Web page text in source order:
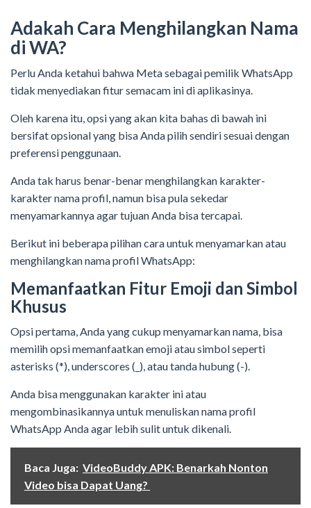
Adakah Cara Menghilangkan Nama
di WA?
Perlu Anda ketahui bahwa Meta sebagai pemilik WhatsApp
tidak menyediakan fitur semacam ini di aplikasinya.
Oleh karena itu, opsi yang akan kita bahas di bawah ini
bersifat opsional yang bisa Anda pilih sendiri sesuai dengan
preferensi penggunaan.
Anda tak harus benar-benar menghilangkan karakter-
karakter nama profil, namun bisa pula sekedar
menyamarkannya agar tujuan Anda bisa tercapai.
Berikut ini beberapa pilihan cara untuk menyamarkan atau
menghilangkan nama profil WhatsApp:
Memanfaatkan Fitur Emoji dan Simbol
Khusus
Opsi pertama, Anda yang cukup menyamarkan nama, bisa
memilih opsi memanfaatkan emoji atau simbol seperti
asterisks (*), underscores (_), atau tanda hubung (-).
Anda bisa menggunakan karakter ini atau
mengombinasikannya untuk menuliskan nama profil
WhatsApp Anda agar lebih sulit untuk dikenali.
Baca Juga: VideoBuddy APK: Benarkah Nonton
Video bisa Dapat Uang?